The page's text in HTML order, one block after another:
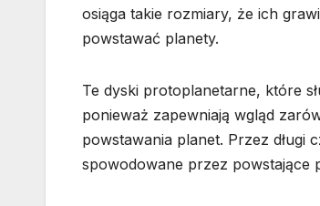
osiąga takie rozmiary, że ich
powstawać planety.
Te dyski protoplanetarne, które
ponieważ zapewniają wgląd
powstawania planet. Przez
spowodowane przez powstające